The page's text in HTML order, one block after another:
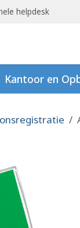
helpdesk
Kantoor en